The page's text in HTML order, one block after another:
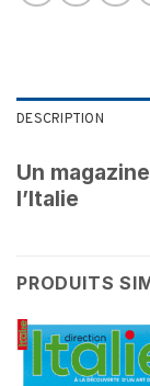
DESCRIPTION
Un
l’Italie
PRODUITS